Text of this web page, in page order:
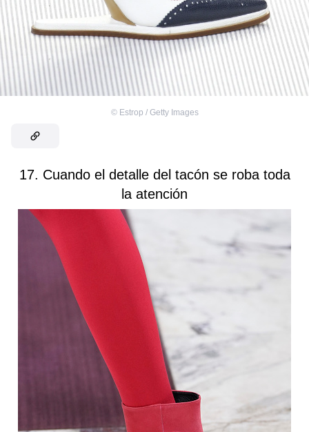
© Estrop / Getty Images
17. Cuando el detalle del tacón se roba toda
la atención